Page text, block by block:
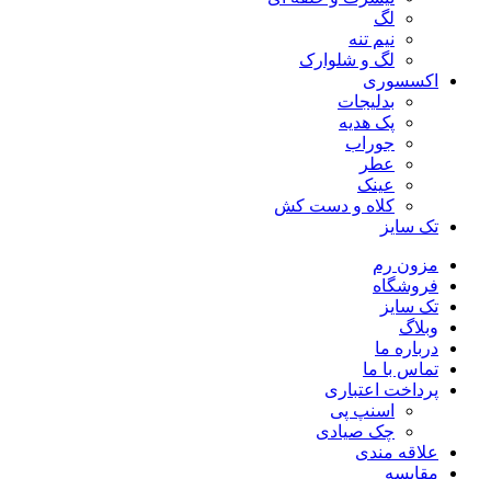
لگ
نیم تنه
لگ و شلوارک
اکسسوری
بدلیجات
پک هدیه
جوراب
عطر
عینک
کلاه و دست کش
تک سایز
مزون رم
فروشگاه
تک سایز
وبلاگ
درباره ما
تماس با ما
پرداخت اعتباری
اسنپ پی
چک صیادی
علاقه مندی
مقايسه